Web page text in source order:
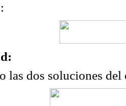
las dos soluciones